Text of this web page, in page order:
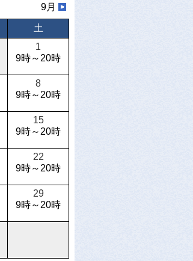
9月
土
1
9時～20時
8
9時～20時
15
9時～20時
22
9時～20時
29
9時～20時